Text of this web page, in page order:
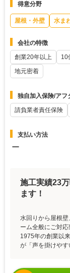
得意分野
屋根・外壁 水ま
会社の特徴
創業20年以上
10
地元密着
独自加入保険/アフ
請負業者責任保険
支払い方法
ー
施工実績23
ます！
水回りから屋根
ーム全般にご対応
1975年の創業以
が「声を掛けやす